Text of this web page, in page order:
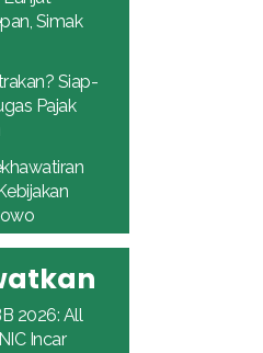
Simak
Siap-
Pajak
2026: All
Incar